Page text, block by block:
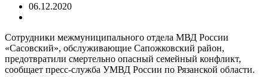
06.12.2020
Сотрудники межмуниципального отдела МВД России
«Сасовский», обслуживающие Сапожковский район,
предотвратили смертельно опасный семейный конфликт,
сообщает пресс-служба УМВД России по Рязанской области.